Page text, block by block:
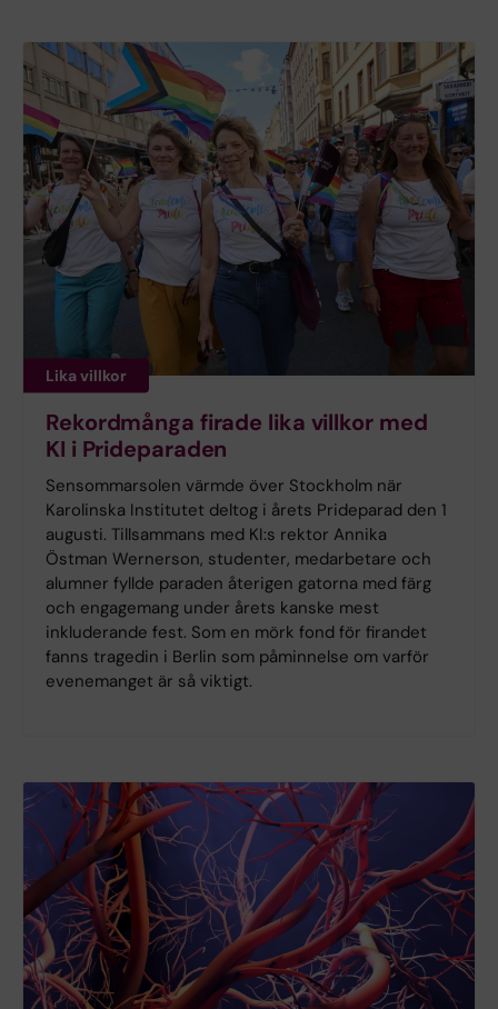
Lika villkor
Rekordmånga firade lika villkor med
KI i Prideparaden
Sensommarsolen värmde över Stockholm när
Karolinska Institutet deltog i årets Prideparad den 1
augusti. Tillsammans med KI:s rektor Annika
Östman Wernerson, studenter, medarbetare och
alumner fyllde paraden återigen gatorna med färg
och engagemang under årets kanske mest
inkluderande fest. Som en mörk fond för firandet
fanns tragedin i Berlin som påminnelse om varför
evenemanget är så viktigt.